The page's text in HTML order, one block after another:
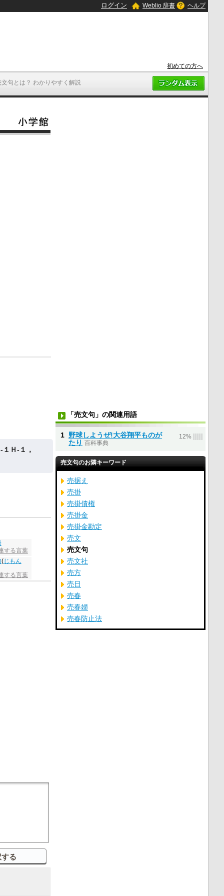
文句とは？ わかりやすく解説
ログイン Weblio 辞書 ヘルプ
初めての方へ
Ｈ‐１，
する言葉
(じもん
する言葉
「売文句」の関連用語
1 野球しようぜ!大谷翔平ものが
たり
百科事典
12%
売文句のお隣キーワード
売据え
売掛
売掛債権
売掛金
売掛金勘定
売文
売文句
売文社
売方
売日
売春
売春婦
売春防止法